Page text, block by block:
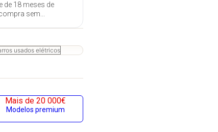
de 18 meses de
sem...
usados elétricos
Mais de 20 000€
Modelos premium